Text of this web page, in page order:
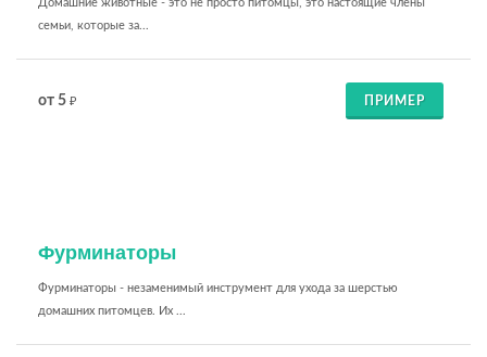
Домашние животные - это не просто питомцы, это настоящие члены
семьи, которые за...
от 5 ₽ ПРИМЕР
Фурминаторы
Фурминаторы - незаменимый инструмент для ухода за шерстью
домашних питомцев. Их ...